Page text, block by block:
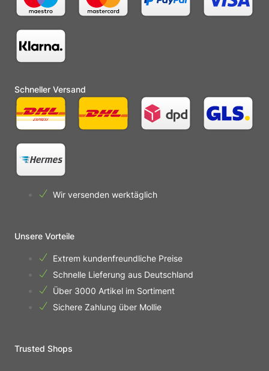
Schneller Versand
Wir versenden werktäglich
Unsere Vorteile
Extrem kundenfreundliche Preise
Schnelle Lieferung aus Deutschland
Über 3000 Artikel im Sortiment
Sichere Zahlung über Mollie
Trusted Shops